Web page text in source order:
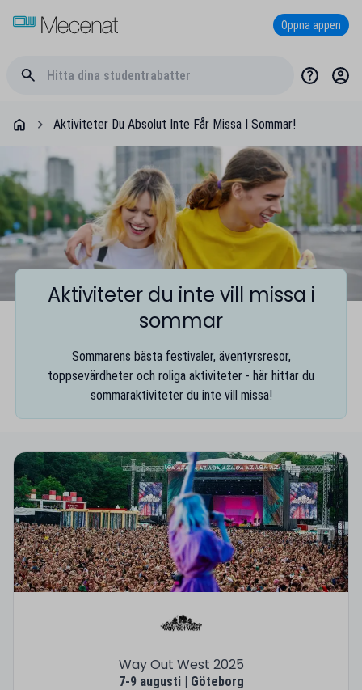
Öppna appen
Aktiviteter Du Absolut Inte Får Missa I Sommar!
Aktiviteter du inte vill missa i
sommar
Sommarens bästa festivaler, äventyrsresor,
toppsevärdheter och roliga aktiviteter - här hittar du
sommaraktiviteter du inte vill missa!
Way Out West 2025
7-9 augusti | Göteborg